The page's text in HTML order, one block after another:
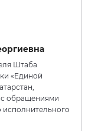
Штаба
«Единой
обращениями
исполнительного